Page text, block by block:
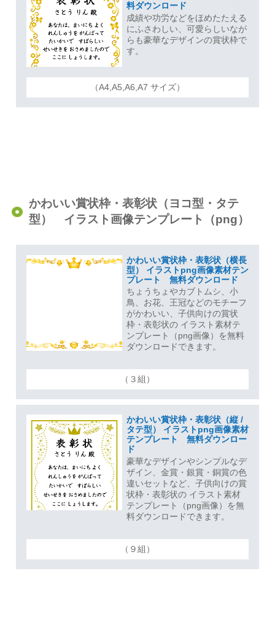
料ダウンロード
成績や功労などをほめたたえる
にふさわしい、可愛らしいなが
らも豪華なデザインの賞状枠で
す。
（A4,A5,A6,A7 サイズ）
かわいい賞状枠・表彰状（ヨコ型・タテ
型） イラスト画像テンプレート（png）
かわいい賞状枠・表彰状（横長
型） イラストpng画像素材テン
プレート 無料ダウンロード
ちょうちょやカブトムシ、小
鳥、お花、王冠などのモチーフ
がかわいい、子供向けの賞状
枠・表彰状の イラスト素材テ
ンプレート（png画像）を無料
ダウンロードできます。
（３組）
かわいい賞状枠・表彰状（縦 /
タテ型） イラストpng画像素材
テンプレート 無料ダウンロー
ド
豪華なデザインやシンプルなデ
ザイン、金賞・銀賞・銅賞の色
違いセットなど、子供向けの賞
状枠・表彰状の イラスト素材
テンプレート（png画像）を無
料ダウンロードできます。
（９組）